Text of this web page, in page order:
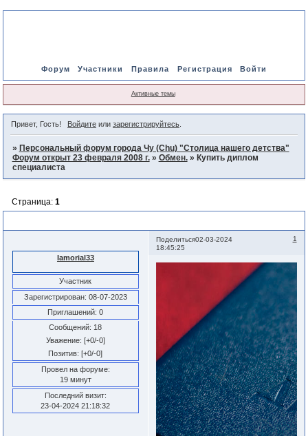
Форум Участники Правила Регистрация Войти
Активные темы
Привет, Гость! Войдитеили зарегистрируйтесь.
» Персональный форум города Чу (Chu) "Столица нашего детства"
Форум открыт 23 февраля 2008 г. » Обмен. » Купить диплом
специалиста
Страница: 1
Поделиться 1
02-03-2024
18:45:25
Iamorial33
Участник
Зарегистрирован: 08-07-2023
Приглашений: 0
Сообщений: 18
Уважение: [+0/-0]
Позитив: [+0/-0]
Провел на форуме:
19 минут
Последний визит:
23-04-2024 21:18:32